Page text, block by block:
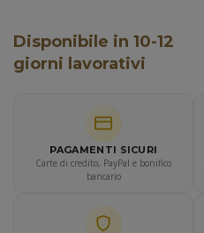
Disponibile in 10-12
giorni lavorativi
PAGAMENTI SICURI
Carte di credito, PayPal e bonifico
bancario